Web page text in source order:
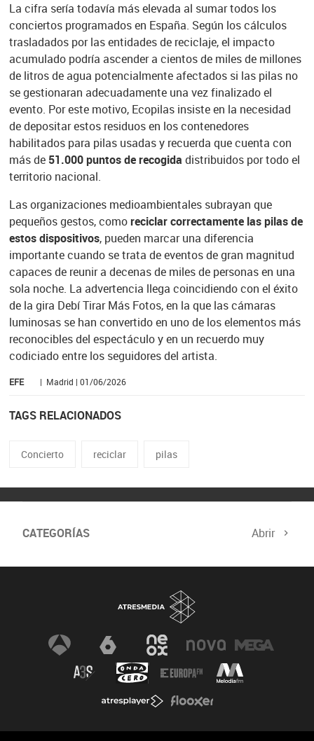
La cifra sería todavía más elevada al sumar todos los
conciertos programados en España. Según los cálculos
trasladados por las entidades de reciclaje, el impacto
acumulado podría ascender a cientos de miles de millones
de litros de agua potencialmente afectados si las pilas no
se gestionaran adecuadamente una vez finalizado el
evento. Por este motivo, Ecopilas insiste en la necesidad
de depositar estos residuos en los contenedores
habilitados para pilas usadas y recuerda que cuenta con
más de 51.000 puntos de recogida distribuidos por todo el
territorio nacional.
Las organizaciones medioambientales subrayan que
pequeños gestos, comoreciclar correctamente las pilas de
estos dispositivos, pueden marcar una diferencia
importante cuando se trata de eventos de gran magnitud
capaces de reunir a decenas de miles de personas en una
sola noche. La advertencia llega coincidiendo con el éxito
de la gira Debí Tirar Más Fotos, en la que las cámaras
luminosas se han convertido en uno de los elementos más
reconocibles del espectáculo y en un recuerdo muy
codiciado entre los seguidores del artista.
EFE | Madrid | 01/06/2026
TAGS RELACIONADOS
Concierto reciclar pilas
CATEGORÍAS Abrir
Biodiversidad Cambio Climático